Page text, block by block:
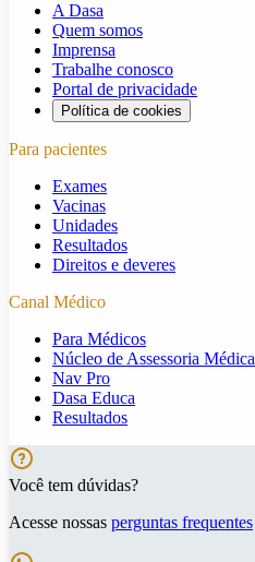
A Dasa
Quem somos
Imprensa
Trabalhe conosco
Portal de privacidade
Política de cookies
Para pacientes
Exames
Vacinas
Unidades
Resultados
Direitos e deveres
Canal Médico
Para Médicos
Núcleo de Assessoria Médica
Nav Pro
Dasa Educa
Resultados
Você tem dúvidas?
Acesse nossas perguntas frequentes